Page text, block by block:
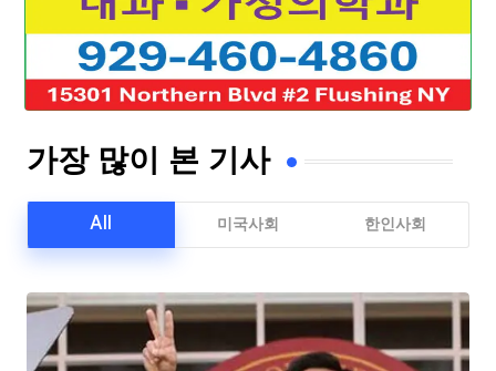
가장 많이 본 기사
All 미국사회 한인사회